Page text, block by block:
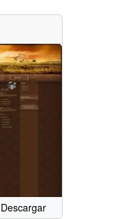
Descargar